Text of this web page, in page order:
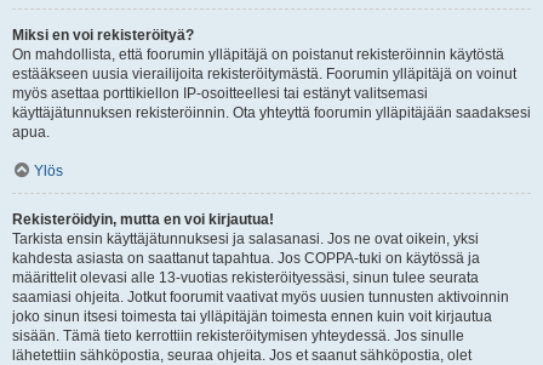
Miksi en voi rekisteröityä?
On mahdollista, että foorumin ylläpitäjä on poistanut rekisteröinnin käytöstä
estääkseen uusia vierailijoita rekisteröitymästä. Foorumin ylläpitäjä on voinut
myös asettaa porttikiellon IP-osoitteellesi tai estänyt valitsemasi
käyttäjätunnuksen rekisteröinnin. Ota yhteyttä foorumin ylläpitäjään saadaksesi
apua.
Ylös
Rekisteröidyin, mutta en voi kirjautua!
Tarkista ensin käyttäjätunnuksesi ja salasanasi. Jos ne ovat oikein, yksi
kahdesta asiasta on saattanut tapahtua. Jos COPPA-tuki on käytössä ja
määrittelit olevasi alle 13-vuotias rekisteröityessäsi, sinun tulee seurata
saamiasi ohjeita. Jotkut foorumit vaativat myös uusien tunnusten aktivoinnin
joko sinun itsesi toimesta tai ylläpitäjän toimesta ennen kuin voit kirjautua
sisään. Tämä tieto kerrottiin rekisteröitymisen yhteydessä. Jos sinulle
lähetettiin sähköpostia, seuraa ohjeita. Jos et saanut sähköpostia, olet